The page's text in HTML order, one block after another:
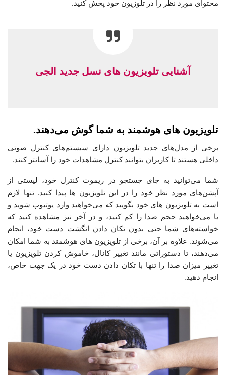
محتوای مورد نظر را در تلوزیون خود پخش کنید.
آشنایی تلویزیون های نسل جدید الجی
تلویزیون های هوشمند به شما گوش می‌دهند.
برخی از مدل‌های جدید تلویزیون دارای سیستم‌های کنترل صوتی
داخلی هستند تا کاربران بتوانند کنترل مشاهدات خود را آسانتر کنند.
شما می‌توانید به جای جستجو در ریموت کنترل خود، لیستی از
آپشن‌های مورد نظر خود را در این تلویزیون ها پیدا کنید. تنها لازم
است به تلویزیون های خود بگویید که می‌خواهید وارد یوتیوب شوید و
یا می‌خواهید حجم صدا را کم کنید، و در آخر نیز مشاهده کنید که
خواسته‌های شما حتی بدون تکان دادن انگشت دست خود، انجام
می‌شوند. علاوه بر آن، برخی از تلویزیون های هوشمند به شما امکان
می‌دهند، تا دستوراتی مانند تغییر کانال، خاموش کردن تلویزیون یا
تغییر میزان صدا را تنها با تکان دادن دست خود در یک جهت خاص،
انجام دهید.